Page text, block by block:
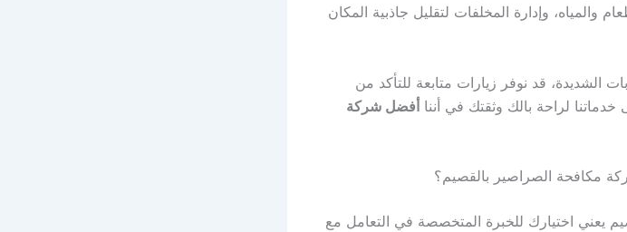
والمياه، وإدارة المخلفات لتقليل جاذبية المكان
الشديدة، قد نوفر زيارات متابعة للتأكد من
لراحة بالك وثقتك في أننا أفضل شركة
مكافحة الصراصير بالقصيم؟
يعني اختيارك للخبرة المتخصصة في التعامل مع